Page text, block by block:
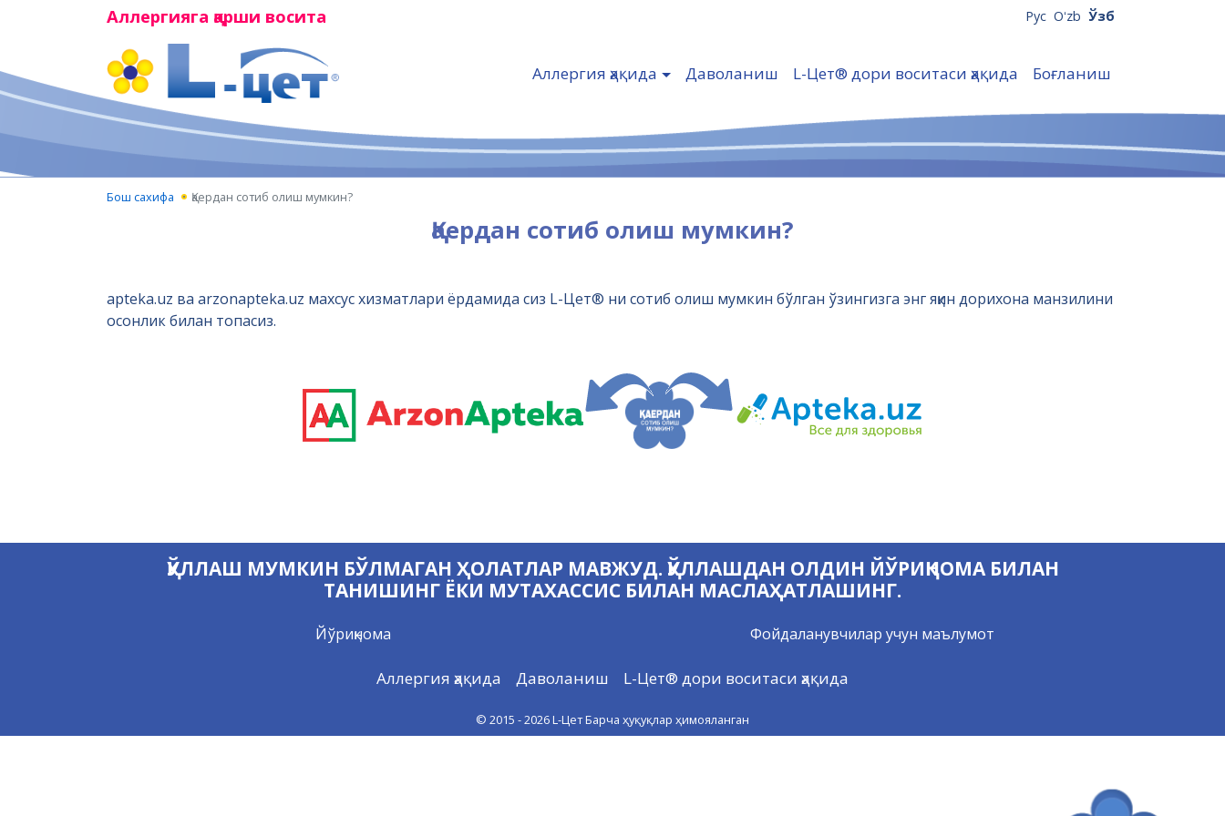
Аллергияга қарши восита Рус Oʻzb Ўзб
Аллергия ҳақида Даволаниш L-Цет® дори воситаси ҳақида Боғланиш
Бош сахифа Қаердан сотиб олиш мумкин?
Қаердан сотиб олиш мумкин?
apteka.uz ва arzonapteka.uz махсус хизматлари ёрдамида сиз L-Цет® ни сотиб олиш мумкин бўлган ўзингизга энг яқин дорихона манзилини
осонлик билан топасиз.
ҚЎЛЛАШ МУМКИН БЎЛМАГАН ҲОЛАТЛАР МАВЖУД. ҚЎЛЛАШДАН ОЛДИН ЙЎРИҚНОМА БИЛАН
ТАНИШИНГ ЁКИ МУТАХАССИС БИЛАН МАСЛАҲАТЛАШИНГ.
Йўриқнома Фойдаланувчилар учун маълумот
Аллергия ҳақида Даволаниш L-Цет® дори воситаси ҳақида
© 2015 - 2026L-ЦетБарча ҳуқуқлар ҳимояланган
Қаердан